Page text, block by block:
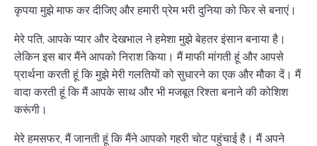
कृपया मुझे माफ कर दीजिए और हमारी प्रेम भरी दुनिया को फिर से बनाएं।
मेरे पति, आपके प्यार और देखभाल ने हमेशा मुझे बेहतर इंसान बनाया है।
लेकिन इस बार मैंने आपको निराश किया। मैं माफी मांगती हूं और आपसे
प्रार्थना करती हूं कि मुझे मेरी गलतियों को सुधारने का एक और मौका दें। मैं
वादा करती हूं कि मैं आपके साथ और भी मजबूत रिश्ता बनाने की कोशिश
करूंगी।
मेरे हमसफर, मैं जानती हूं कि मैंने आपको गहरी चोट पहुंचाई है। मैं अपने